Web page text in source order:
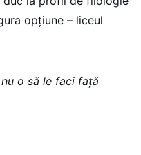
opțiune – liceul
o să le faci față